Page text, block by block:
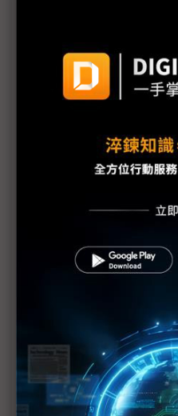
雲端算力外溢地端 IPC卡
《不具名消息》SEP71
中小企AI普及率僅11.9%
AI時代「能源供應」與
Marvell押注矽光子 AI資
數位分身卡位AI工廠 達
級部署